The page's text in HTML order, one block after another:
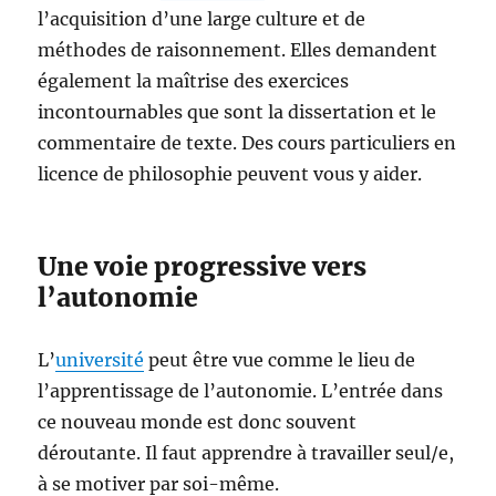
l’acquisition d’une large culture et de
méthodes de raisonnement. Elles demandent
également la maîtrise des exercices
incontournables que sont la dissertation et le
commentaire de texte. Des cours particuliers en
licence de philosophie peuvent vous y aider.
Une voie progressive vers
l’autonomie
L’université peut être vue comme le lieu de
l’apprentissage de l’autonomie. L’entrée dans
ce nouveau monde est donc souvent
déroutante. Il faut apprendre à travailler seul/e,
à se motiver par soi-même.